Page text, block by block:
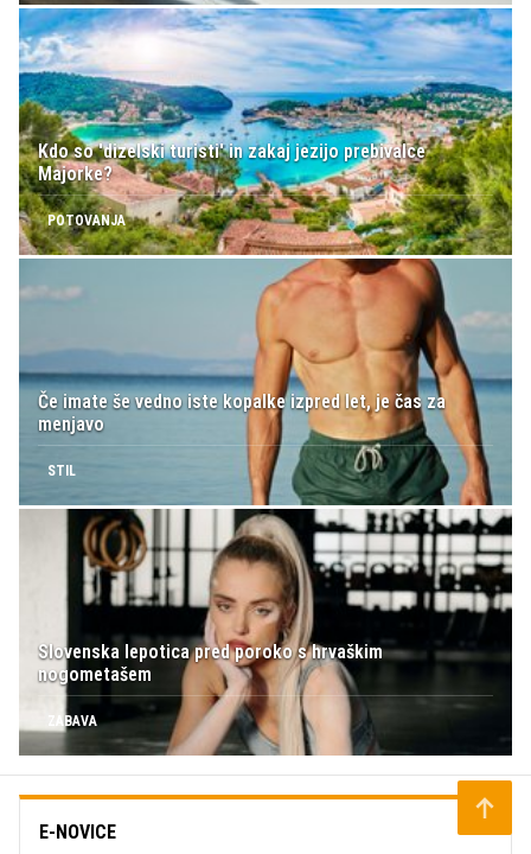
Kdo so 'dizelski turisti' in zakaj jezijo prebivalce
Majorke?
POTOVANJA
Če imate še vedno iste kopalke izpred let, je čas za
menjavo
STIL
Slovenska lepotica pred poroko s hrvaškim
nogometašem
ZABAVA
E-NOVICE